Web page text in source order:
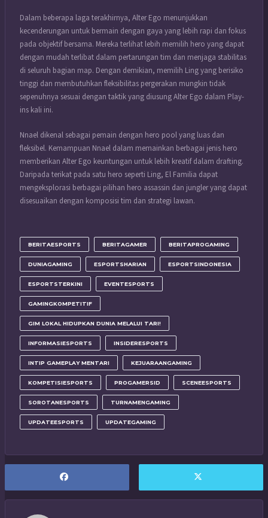
Dalam beberapa laga terakhirnya, Alter Ego menunjukkan
kecenderungan untuk bermain dengan gaya yang lebih rapi dan fokus
pada objektif bersama. Mereka terlihat lebih memilih hero yang dapat
dengan mudah terlibat dalam pertarungan tim dan menjaga stabilitas
di seluruh bagian map. Dengan demikian, memilih Ling yang berisiko
tinggi dan membutuhkan fleksibilitas pergerakan mungkin tidak
sepenuhnya sesuai dengan taktik yang diusung Alter Ego dalam Play-
ins kali ini.
Nnael dikenal sebagai pemain dengan hero pool yang luas dan
fleksibel. Kemampuan Nnael dalam memainkan berbagai jenis hero
memberikan Alter Ego keuntungan untuk lebih kreatif dalam drafting.
Daripada terikat pada satu hero seperti Ling, El Familia dapat
mengeksplorasi berbagai pilihan hero assassin dan jungler yang dapat
disesuaikan dengan komposisi tim dan strategi lawan.
BERITAESPORTS BERITAGAMER BERITAPROGAMING
DUNIAGAMING ESPORTSHARIAN ESPORTSINDONESIA
ESPORTSTERKINI EVENTESPORTS
GAMINGKOMPETITIF
GIM LOKAL HIDUPKAN DUNIA MELALUI TARI!
INFORMASIESPORTS INSIDERESPORTS
INTIP GAMEPLAY MENTARI KEJUARAANGAMING
KOMPETISIESPORTS PROGAMERSID SCENEESPORTS
SOROTANESPORTS TURNAMENGAMING
UPDATEESPORTS UPDATEGAMING